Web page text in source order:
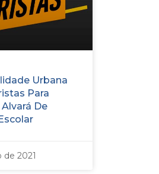
Urbana
Para
De
2021